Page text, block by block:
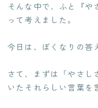
そんな中で、ふと『や
って考えました。
今日は、ぼくなりの答
さて、まずは「やさし
いたそれらしい言葉を